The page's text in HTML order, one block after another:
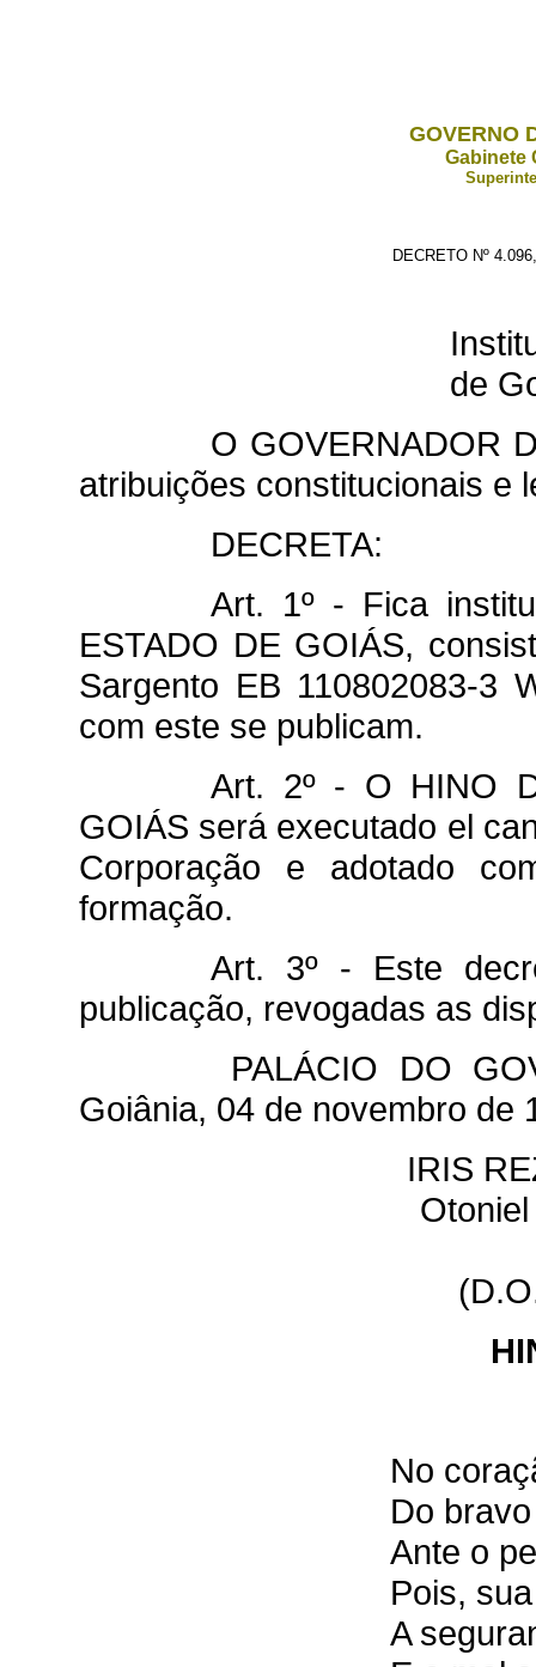
GOVERNO
Gabinete
DECRETO Nº
de
O GOVERNADOR
atribuições constitucionais e
DECRETA:
Art. 1º - Fica
ESTADO DE GOIÁS,
Sargento EB 110802083-3
com este se publicam.
Art. 2º - O HINO
GOIÁS será executado el
Corporação e adotado
formação.
Art. 3º - Este
publicação, revogadas as
PALÁCIO DO
Goiânia, 04 de novembro de
IRIS
No
Do
Ante o
Pois,
A